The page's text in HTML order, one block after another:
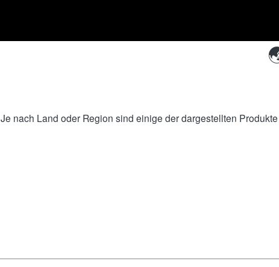
Je nach Land oder Region sind einige der dargestellten